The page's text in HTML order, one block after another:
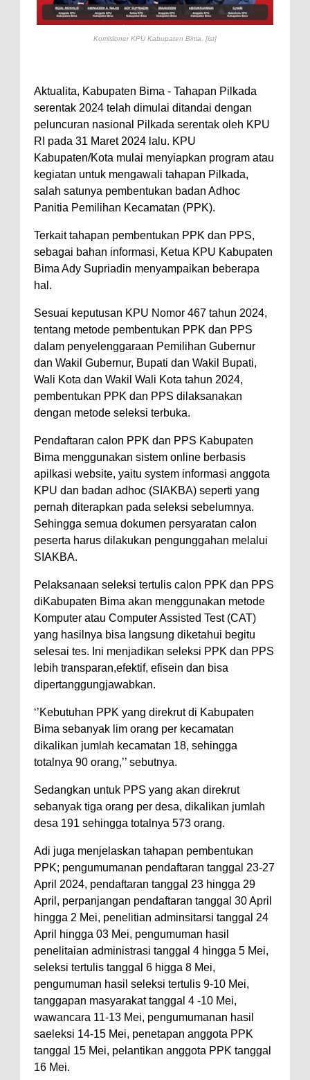
Perairan Sanggar
Perkuat Soliditas-Sinergi,
Nobar Piala Dunia Argentina vs
Inggris, Polres Bima Pererat
Silaturahmi dengan Masyarakat
Antusiasnya Warga dan Polisi
Nobar Bareng Laga Prancis vs
Spanyol di Mapolres Bima
Pembangunan RSUD Kota Bima,
Pastikan Pemindahan Layanan
"Polisi Peduli" Satsamapta
Polres Bima Bantu Warga Padolo
Atasi Krisis Air Bersih
Wali Kota Bima Tinjau Rumah
Warga Tidak Layak Huni di
Kelurahan Oi Mbo, Dorong
Percepatan Bantuan BSPS
Wakil Wali Kota Bima
Konsultasikan Usulan Inpres
Jalan Daerah 2026 dan
Persiapan DAK 2027 ke BPJN
NTB
dan Penguatan Kolaborasi
Wali Kota Bima Hadiri Rakornas
Kelautan dan Perikanan
Pemkot Jawab Pandangan
Umum Fraksi DPRD terhadap
Raperda Pertanggungjawaban
Pimpin Upacara HUT
Bhayangkara Ke-80, Kapolres
Bima: Jadikan Tugas Sebagai
Ibadah, Kepercayaan Rakyat
Landasan Utama
Kado HUT Bhayangkara Ke-80,
Kapolres Bima Pimpin Kenaikan
Pangkat 42 Personel
Bakti Sosial Bhayangkara Ke-80,
Satsamapta Polres Bima Bantu
Warga Dena Hadapi Krisis Air
Bersih
Polsek Bolo Bongkar Peredaran
Sabu di Tambe, 2 Pria
Diamankan Bersama 23 Poket
Sabu Siap Edar
SIGAPUAN dan Ikhtiar Kota Bima
Komisioner KPU Kabupaten Bima. [ist]
Aktualita, Kabupaten Bima - Tahapan Pilkada
serentak 2024 telah dimulai ditandai dengan
peluncuran nasional Pilkada serentak oleh KPU
RI pada 31 Maret 2024 lalu. KPU
Kabupaten/Kota mulai menyiapkan program atau
kegiatan untuk mengawali tahapan Pilkada,
salah satunya pembentukan badan Adhoc
Panitia Pemilihan Kecamatan (PPK).
Terkait tahapan pembentukan PPK dan PPS,
sebagai bahan informasi, Ketua KPU Kabupaten
Bima Ady Supriadin menyampaikan beberapa
hal.
Sesuai keputusan KPU Nomor 467 tahun 2024,
tentang metode pembentukan PPK dan PPS
dalam penyelenggaraan Pemilihan Gubernur
dan Wakil Gubernur, Bupati dan Wakil Bupati,
Wali Kota dan Wakil Wali Kota tahun 2024,
pembentukan PPK dan PPS dilaksanakan
dengan metode seleksi terbuka.
Pendaftaran calon PPK dan PPS Kabupaten
Bima menggunakan sistem online berbasis
apilkasi website, yaitu system informasi anggota
KPU dan badan adhoc (SIAKBA) seperti yang
pernah diterapkan pada seleksi sebelumnya.
Sehingga semua dokumen persyaratan calon
peserta harus dilakukan pengunggahan melalui
SIAKBA.
Pelaksanaan seleksi tertulis calon PPK dan PPS
diKabupaten Bima akan menggunakan metode
Komputer atau Computer Assisted Test (CAT)
yang hasilnya bisa langsung diketahui begitu
selesai tes. Ini menjadikan seleksi PPK dan PPS
lebih transparan,efektif, efisein dan bisa
dipertanggungjawabkan.
‘’Kebutuhan PPK yang direkrut di Kabupaten
Bima sebanyak lim orang per kecamatan
dikalikan jumlah kecamatan 18, sehingga
totalnya 90 orang,’’ sebutnya.
Sedangkan untuk PPS yang akan direkrut
sebanyak tiga orang per desa, dikalikan jumlah
desa 191 sehingga totalnya 573 orang.
Adi juga menjelaskan tahapan pembentukan
PPK; pengumumanan pendaftaran tanggal 23-27
April 2024, pendaftaran tanggal 23 hingga 29
April, perpanjangan pendaftaran tanggal 30 April
hingga 2 Mei, penelitian adminsitarsi tanggal 24
April hingga 03 Mei, pengumuman hasil
penelitaian administrasi tanggal 4 hingga 5 Mei,
seleksi tertulis tanggal 6 higga 8 Mei,
pengumuman hasil seleksi tertulis 9-10 Mei,
tanggapan masyarakat tanggal 4 -10 Mei,
wawancara 11-13 Mei, pengumumanan hasil
saeleksi 14-15 Mei, penetapan anggota PPK
tanggal 15 Mei, pelantikan anggota PPK tanggal
16 Mei.